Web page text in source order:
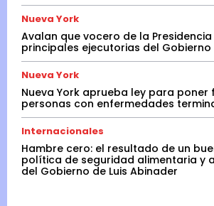
Nueva York
Avalan que vocero de la
principales ejecutorias del Gobierno
Nueva York
Nueva York aprueba ley para poner
personas con enfermedades
Internacionales
Hambre cero: el resultado de un
política de seguridad alimentaria y
del Gobierno de Luis Abinader